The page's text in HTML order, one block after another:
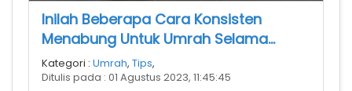
Inilah Beberapa Cara Konsisten
Menabung Untuk Umrah Selama
Pandemi Corona
Kategori : Umrah, Tips,
Ditulis pada : 01 Agustus 2023, 11:45:45